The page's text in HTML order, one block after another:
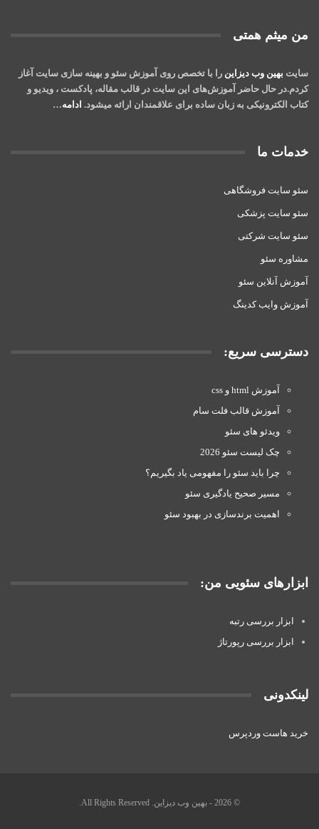
من میثم همتی
سایت بهین وب دیزاین را با تخصص روی آموزش سئو و بهینه سازی سایت آغاز
کردم.در حال حاضر آموزش‌‌های این سایت در قالب مقاله، پادکست ، ویدیو و
کتاب‌ الکترونیکی به زبان ساده برای علاقمندان ارائه میشود. ادامه…
خدمات ما
سئو سایت فروشگاهی
سئو سایت پزشکی
سئو سایت شرکتی
مشاوره سئو
آموزش آنلاین سئو
آموزش وایب کدینگ
دسترسی سریع:
آموزش html و css
آموزش قالب فلت سام
ویدئو های سئو
چک لیست سئو 2026
چرا باید سئو را مفهومی یاد بگیریم؟
مسیر صحیح یادگیری سئو
اهمیت برندسازی در بهبود سئو
ابزارهای سئویی من:
ابزار بررسی رتبه
ابزار بررسی رپورتاژ
لینکدونی
خرید هاست وردپرس
© 2026 - بهین وب دیزاین. All Rights Reserved.